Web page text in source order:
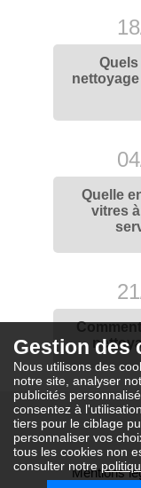
Gestion des
Nous utilisons des
notre site, analyser
publicités
consentez à
tiers pour le ciblage
personnaliser vos
tous les cookies non
consulter notre
Quelle
vitres
Mentions